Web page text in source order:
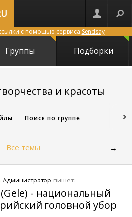
с помощью сервиса Sendsay
Группы Подборки
и красоты
Поиск по группе
Все темы →
Администратор пишет:
(Gele) - национальный
головной убор